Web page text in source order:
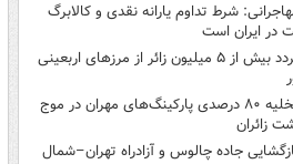
شرط تداوم یارانه نقدی و کالابرگ
در ایران است
تردد بیش از ۵ میلیون زائر از مرزهای اربعینی
تخلیه ۸۰ درصدی پارکینگ‌های مهران در موج
زائران
جاده چالوس و آزادراه تهران–شمال